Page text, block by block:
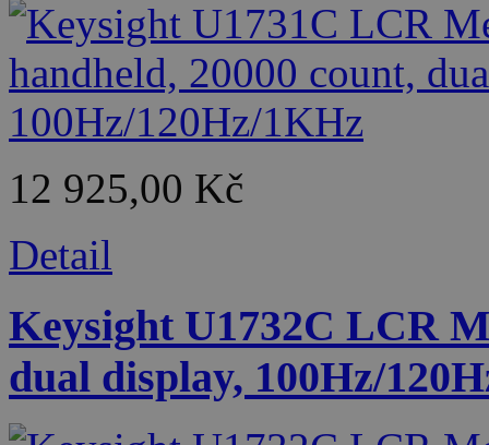
12 925,00 Kč
Detail
Keysight U1732C LCR
dual display, 100Hz/